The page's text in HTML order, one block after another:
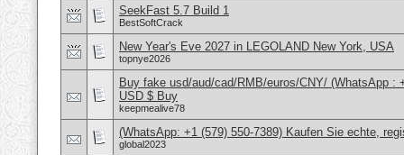
SeekFast 5.7 Build 1
BestSoftCrack
New Year's Eve 2027 in LEGOLAND New York, USA
topnye2026
Buy fake usd/aud/cad/RMB/euros/CNY/ (WhatsApp :
USD $ Buy
keepmealive78
(WhatsApp: +1 (579) 550-7389) Kaufen Sie echte,
global2023